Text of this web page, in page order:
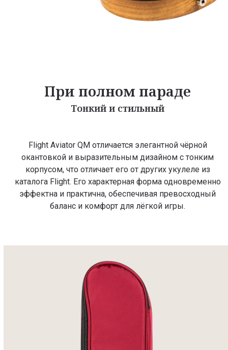
При полном параде
Тонкий и стильный
Flight Aviator QM отличается элегантной чёрной
окантовкой и выразительным дизайном с тонким
корпусом, что отличает его от других укулеле из
каталога Flight. Его характерная форма одновременно
эффектна и практична, обеспечивая превосходный
баланс и комфорт для лёгкой игры.